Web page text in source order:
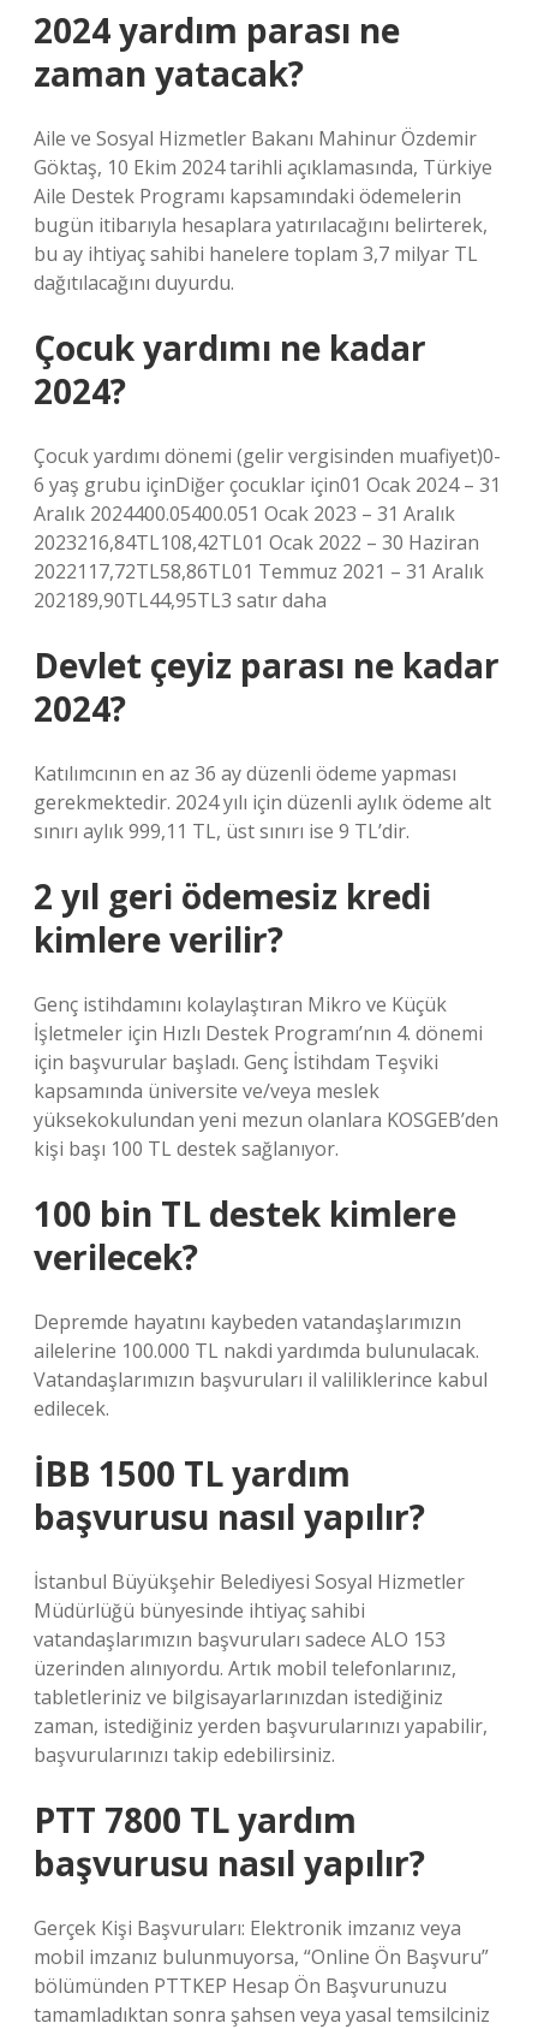
2024 yardım parası ne
zaman yatacak?
Aile ve Sosyal Hizmetler Bakanı Mahinur Özdemir
Göktaş, 10 Ekim 2024 tarihli açıklamasında, Türkiye
Aile Destek Programı kapsamındaki ödemelerin
bugün itibarıyla hesaplara yatırılacağını belirterek,
bu ay ihtiyaç sahibi hanelere toplam 3,7 milyar TL
dağıtılacağını duyurdu.
Çocuk yardımı ne kadar
2024?
Çocuk yardımı dönemi (gelir vergisinden muafiyet)0-
6 yaş grubu içinDiğer çocuklar için01 Ocak 2024 – 31
Aralık 2024400.05400.051 Ocak 2023 – 31 Aralık
2023216,84TL108,42TL01 Ocak 2022 – 30 Haziran
2022117,72TL58,86TL01 Temmuz 2021 – 31 Aralık
202189,90TL44,95TL3 satır daha
Devlet çeyiz parası ne kadar
2024?
Katılımcının en az 36 ay düzenli ödeme yapması
gerekmektedir. 2024 yılı için düzenli aylık ödeme alt
sınırı aylık 999,11 TL, üst sınırı ise 9 TL’dir.
2 yıl geri ödemesiz kredi
kimlere verilir?
Genç istihdamını kolaylaştıran Mikro ve Küçük
İşletmeler için Hızlı Destek Programı’nın 4. dönemi
için başvurular başladı. Genç İstihdam Teşviki
kapsamında üniversite ve/veya meslek
yüksekokulundan yeni mezun olanlara KOSGEB’den
kişi başı 100 TL destek sağlanıyor.
100 bin TL destek kimlere
verilecek?
Depremde hayatını kaybeden vatandaşlarımızın
ailelerine 100.000 TL nakdi yardımda bulunulacak.
Vatandaşlarımızın başvuruları il valiliklerince kabul
edilecek.
İBB 1500 TL yardım
başvurusu nasıl yapılır?
İstanbul Büyükşehir Belediyesi Sosyal Hizmetler
Müdürlüğü bünyesinde ihtiyaç sahibi
vatandaşlarımızın başvuruları sadece ALO 153
üzerinden alınıyordu. Artık mobil telefonlarınız,
tabletleriniz ve bilgisayarlarınızdan istediğiniz
zaman, istediğiniz yerden başvurularınızı yapabilir,
başvurularınızı takip edebilirsiniz.
PTT 7800 TL yardım
başvurusu nasıl yapılır?
Gerçek Kişi Başvuruları: Elektronik imzanız veya
mobil imzanız bulunmuyorsa, “Online Ön Başvuru”
bölümünden PTTKEP Hesap Ön Başvurunuzu
tamamladıktan sonra şahsen veya yasal temsilciniz